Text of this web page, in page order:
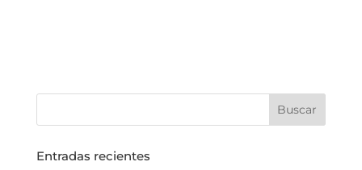
Entradas recientes